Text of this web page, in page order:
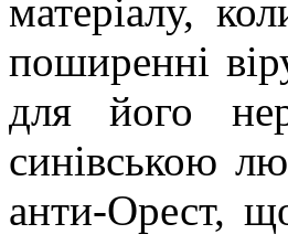
матеріалу,
поширенні
для його
синівською
анти-Орест,